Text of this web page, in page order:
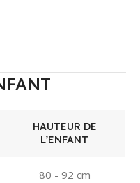
HAUTEUR DE
L’ENFANT
80 - 92 cm